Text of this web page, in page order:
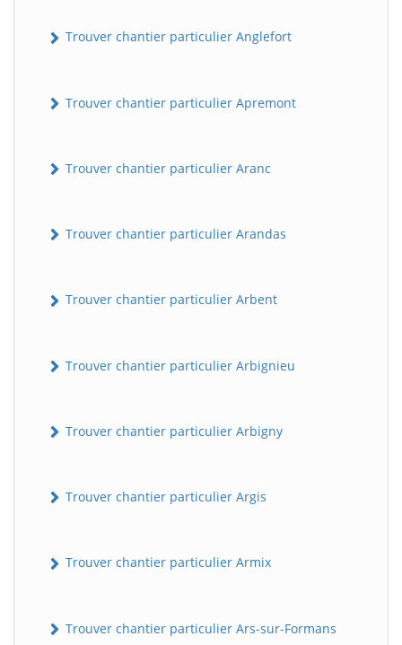
Trouver chantier particulier Anglefort
Trouver chantier particulier Apremont
Trouver chantier particulier Aranc
Trouver chantier particulier Arandas
Trouver chantier particulier Arbent
Trouver chantier particulier Arbignieu
Trouver chantier particulier Arbigny
Trouver chantier particulier Argis
Trouver chantier particulier Armix
Trouver chantier particulier Ars-sur-Formans